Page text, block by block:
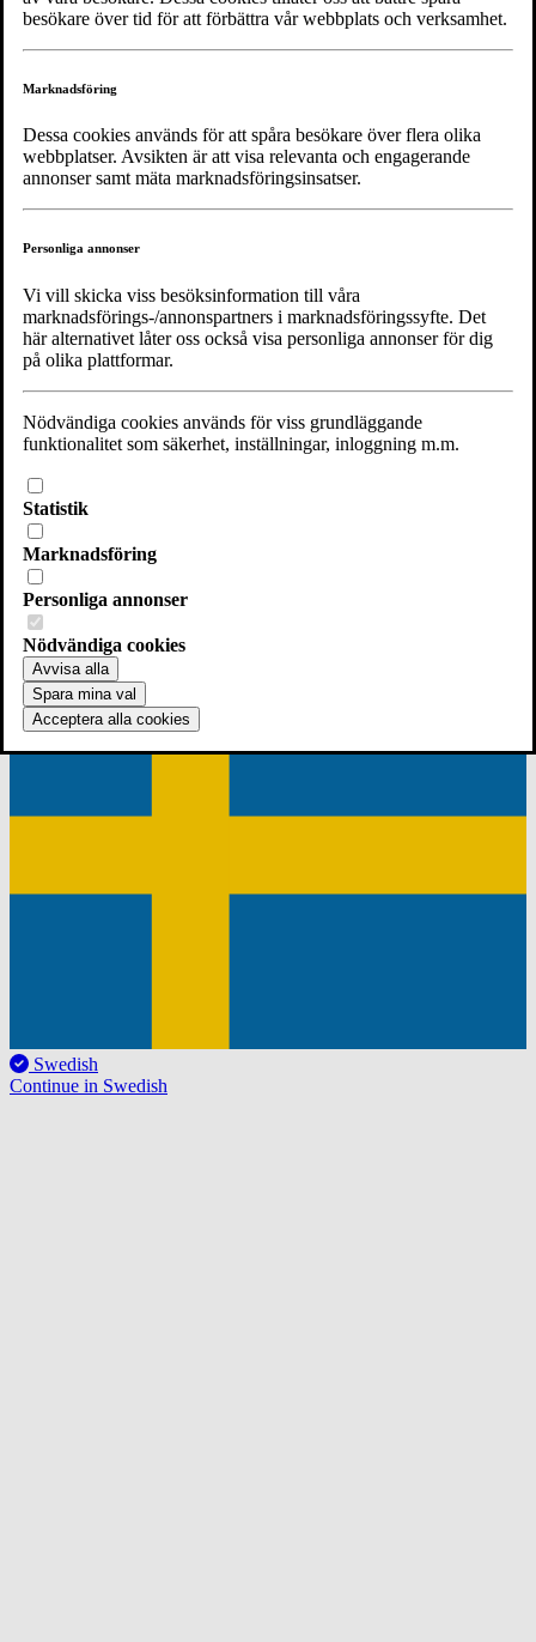
besökare över tid för att förbättra vår webbplats och verksamhet.
Marknadsföring
Dessa cookies används för att spåra besökare över flera olika
webbplatser. Avsikten är att visa relevanta och engagerande
annonser samt mäta marknadsföringsinsatser.
Personliga annonser
Vi vill skicka viss besöksinformation till våra
marknadsförings-/annonspartners i marknadsföringssyfte. Det
här alternativet låter oss också visa personliga annonser för dig
på olika plattformar.
Nödvändiga cookies används för viss grundläggande
funktionalitet som säkerhet, inställningar, inloggning m.m.
Statistik
Marknadsföring
Personliga annonser
Nödvändiga cookies
Avvisa alla
Spara mina val
Acceptera alla cookies
Choose language
English
Switch to English
Swedish
Continue in Swedish